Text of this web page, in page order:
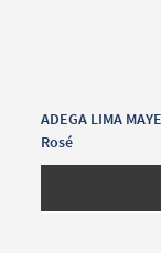
ADEGA LIMA
Rosé